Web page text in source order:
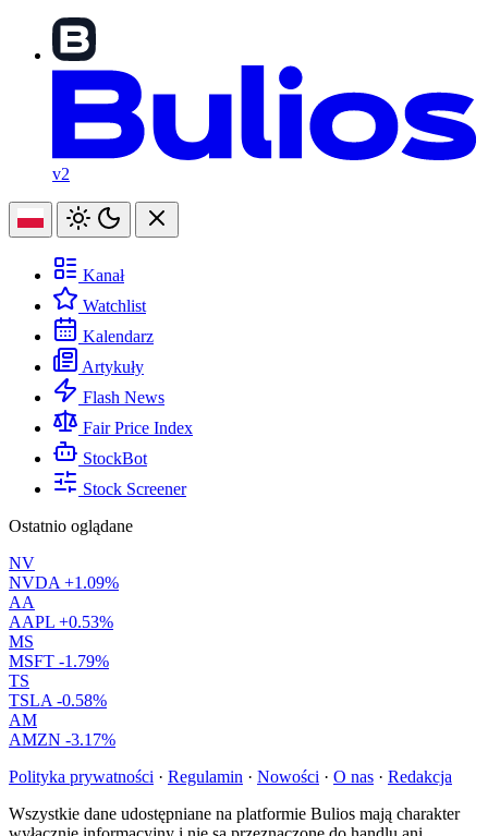
v2
Kanał
Watchlist
Kalendarz
Artykuły
Flash News
Fair Price Index
StockBot
Stock Screener
Ostatnio oglądane
NV
NVDA +1.09%
AA
AAPL +0.53%
MS
MSFT -1.79%
TS
TSLA -0.58%
AM
AMZN -3.17%
Polityka prywatności · Regulamin · Nowości · O nas · Redakcja
Wszystkie dane udostępniane na platformie Bulios mają charakter